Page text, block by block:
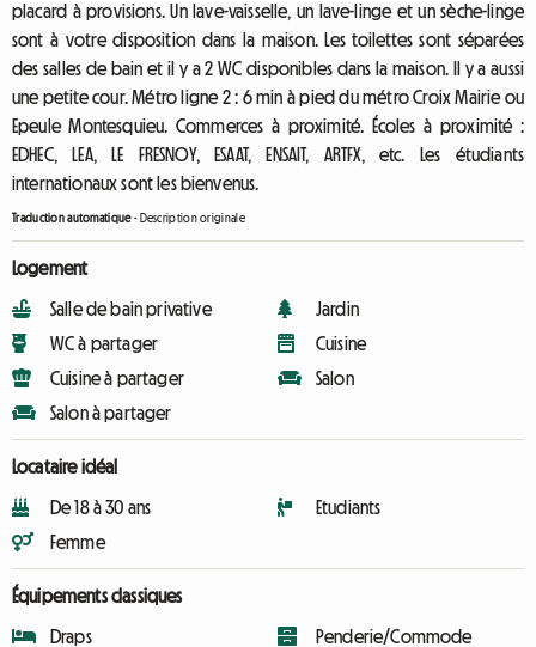
placard à provisions. Un lave-vaisselle, un lave-linge et un sèche-linge
sont à votre disposition dans la maison. Les toilettes sont séparées
des salles de bain et il y a 2 WC disponibles dans la maison. Il y a aussi
une petite cour. Métro ligne 2 : 6 min à pied du métro Croix Mairie ou
Epeule Montesquieu. Commerces à proximité. Écoles à proximité :
EDHEC, LEA, LE FRESNOY, ESAAT, ENSAIT, ARTFX, etc. Les étudiants
internationaux sont les bienvenus.
Traduction automatique- Description originale
Logement
Salle de bain privative
WC à partager
Cuisine à partager
Salon à partager
Jardin
Cuisine
Salon
Locataire idéal
De 18 à 30 ans
Femme
Etudiants
Équipements classiques
Draps
Penderie/Commode